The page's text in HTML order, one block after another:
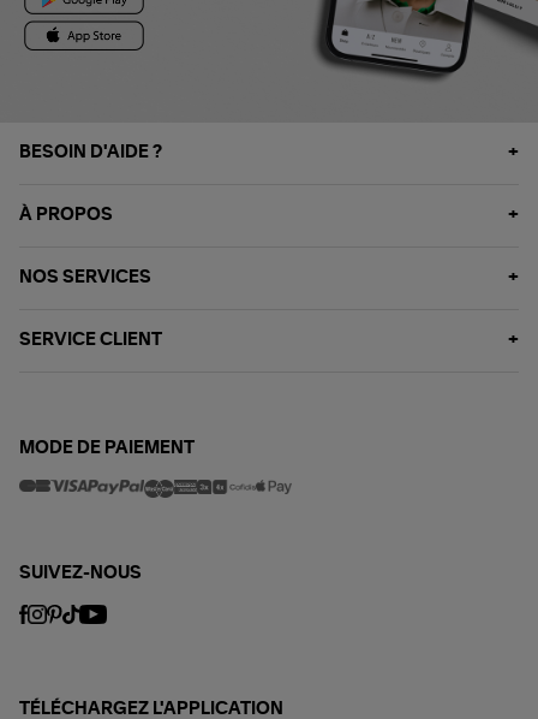
BESOIN D'AIDE ?
À PROPOS
NOS SERVICES
SERVICE CLIENT
MODE DE PAIEMENT
SUIVEZ-NOUS
TÉLÉCHARGEZ L'APPLICATION